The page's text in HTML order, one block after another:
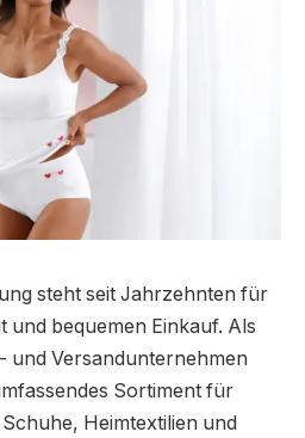
steht seit Jahrzehnten für
und bequemen Einkauf. Als
und Versandunternehmen
Sortiment für
Heimtextilien und